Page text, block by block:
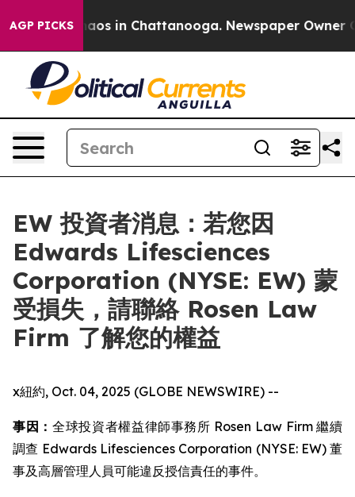
AGP PICKSChaos in Chattanooga. Newspaper Owner
EW 投資者消息：若您因
Edwards Lifesciences
Corporation (NYSE: EW) 蒙
受損失，請聯絡 Rosen Law
Firm 了解您的權益
x紐約, Oct. 04, 2025 (GLOBE NEWSWIRE) --
事因： 全球投資者權益律師事務所 Rosen Law Firm 繼續
調查 Edwards Lifesciences Corporation (NYSE: EW) 董
事及高層管理人員可能違反授信責任的事件。